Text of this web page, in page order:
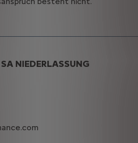
NIEDERLASSUNG